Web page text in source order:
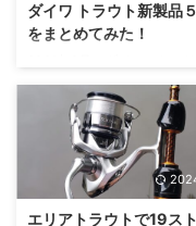
ダイワ トラウト新製品
をまとめてみた！
ラウト製品が発売されます
ワ製品、エリアをこのブログ
く記事にしているのでこれは
にするしかない！！というこ
本題に行きます笑 注目の商品
５つ！ 2021年秋、ダイワか
売されるトラウト関連の商品
エリアトラウトで19ス